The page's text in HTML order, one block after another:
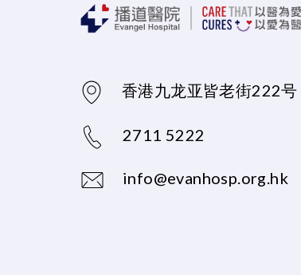
香港九龙亚皆老街222号
2711 5222
info@evanhosp.org.hk